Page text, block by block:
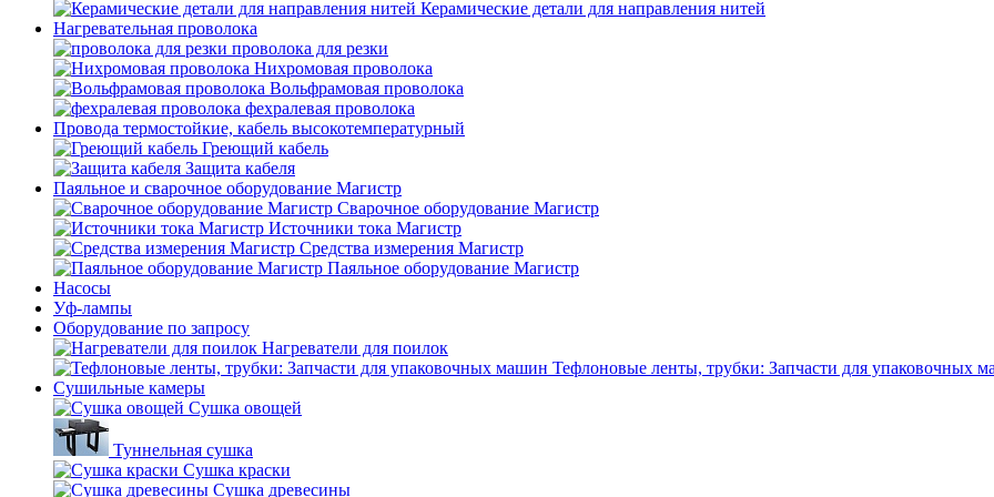
Керамические детали для направления нитей
Нагревательная проволока
проволока для резки
Нихромовая проволока
Вольфрамовая проволока
фехралевая проволока
Провода термостойкие, кабель высокотемпературный
Греющий кабель
Защита кабеля
Паяльное и сварочное оборудование Магистр
Сварочное оборудование Магистр
Источники тока Магистр
Средства измерения Магистр
Паяльное оборудование Магистр
Насосы
Уф-лампы
Оборудование по запросу
Нагреватели для поилок
Тефлоновые ленты, трубки: Запчасти для упаковочных
Сушильные камеры
Сушка овощей
Туннельная сушка
Сушка краски
Сушка древесины